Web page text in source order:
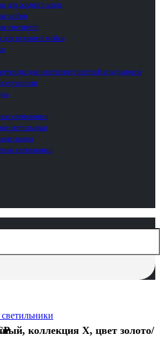
для жидкого мыла
мойки
смесители
кухонной мойки
для полотенцесушителей и радиаторов
светильники
светильники
лампы
светильники
7CP